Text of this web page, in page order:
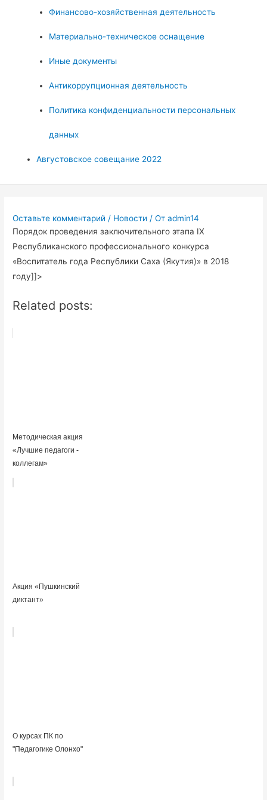
Финансово-хозяйственная деятельность
Материально-техническое оснащение
Иные документы
Антикоррупционная деятельность
Политика конфиденциальности персональных
данных
Августовское совещание 2022
Оставьте комментарий / Новости / От admin14
Порядок проведения заключительного этапа IX
Республиканского профессионального конкурса
«Воспитатель года Республики Саха (Якутия)» в 2018
году]]>
Related posts:
Методическая акция
«Лучшие педагоги -
коллегам»
Акция «Пушкинский
диктант»
О курсах ПК по
"Педагогике Олонхо"